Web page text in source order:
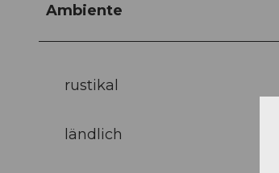
Ambiente
rustikal
ländlich